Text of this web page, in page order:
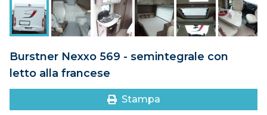
DOVE SIAMO
CONTATTI
Burstner Nexxo 569 - semintegrale con
letto alla francese
Stampa